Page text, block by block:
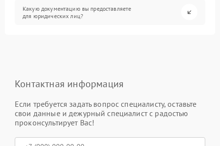
Какую документацию вы предоставляете
для юридических лиц?
Контактная информация
Если требуется задать вопрос специалисту, оставьте
свои данные и дежурный специалист с радостью
проконсультирует Вас!